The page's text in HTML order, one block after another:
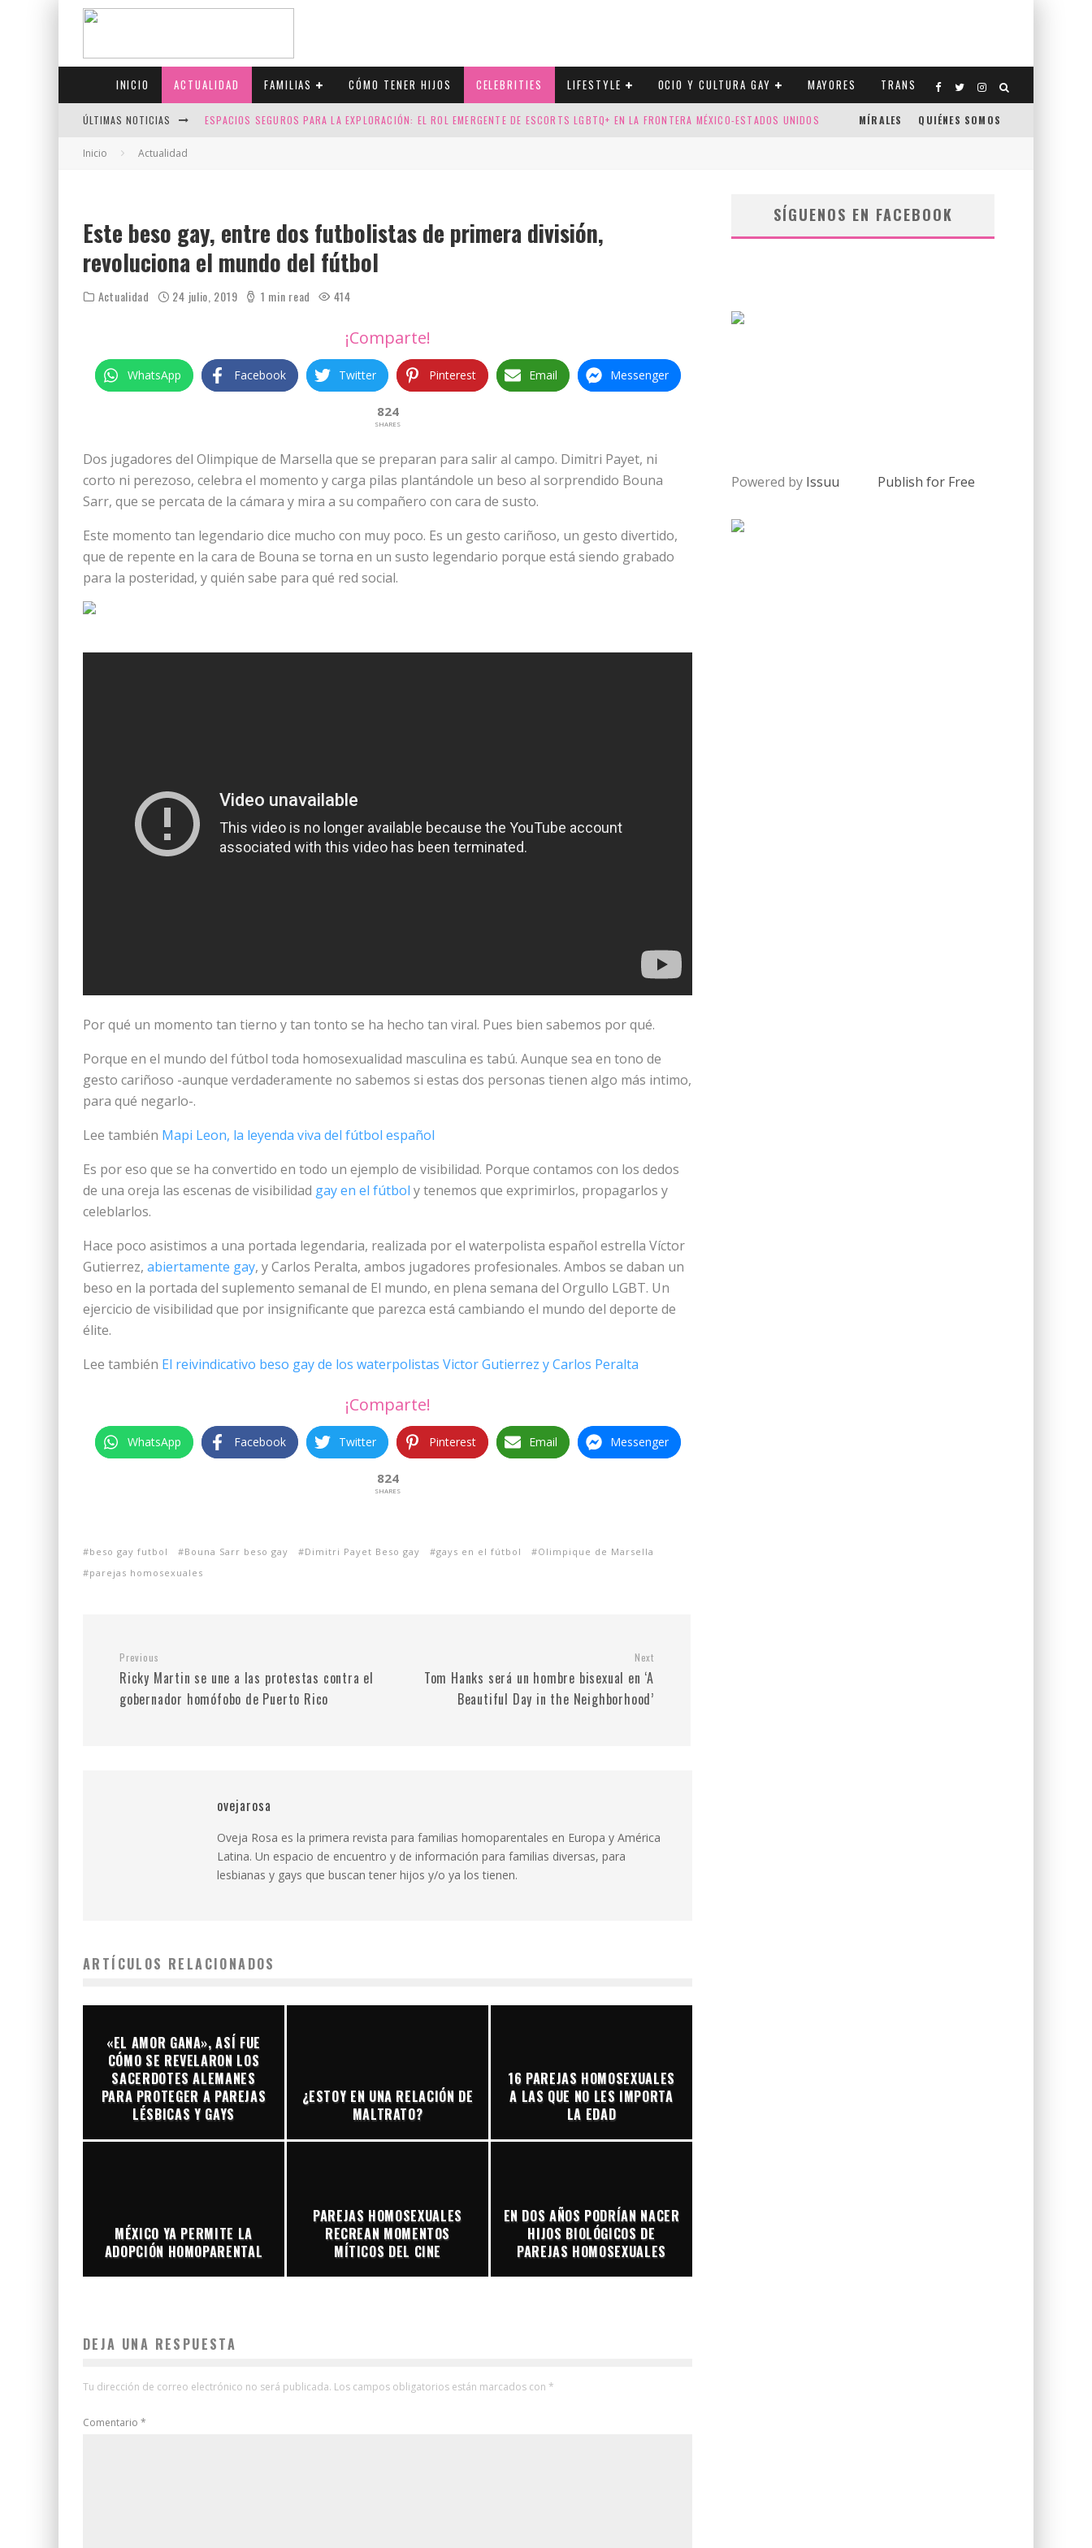
INICIO ACTUALIDAD FAMILIAS CÓMO TENER HIJOS CELEBRITIES LIFESTYLE OCIO Y CULTURA GAY MAYORES TRANS
ÚLTIMAS NOTICIAS ESPACIOS SEGUROS PARA LA EXPLORACIÓN: EL ROL EMERGENTE DE ESCORTS LGBTQ+ EN LA FRONTERA MÉXICO-ESTADOS UNIDOS MÍRALES QUIÉNES SOMOS
Inicio Actualidad
Este beso gay, entre dos futbolistas de primera división,
revoluciona el mundo del fútbol
Actualidad 24 julio, 2019 1 min read 414
¡Comparte!
WhatsApp Facebook Twitter Pinterest Email Messenger
824
SHARES
Dos jugadores del Olimpique de Marsella que se preparan para salir al campo. Dimitri Payet, ni
corto ni perezoso, celebra el momento y carga pilas plantándole un beso al sorprendido Bouna
Sarr, que se percata de la cámara y mira a su compañero con cara de susto.
Este momento tan legendario dice mucho con muy poco. Es un gesto cariñoso, un gesto divertido,
que de repente en la cara de Bouna se torna en un susto legendario porque está siendo grabado
para la posteridad, y quién sabe para qué red social.
Por qué un momento tan tierno y tan tonto se ha hecho tan viral. Pues bien sabemos por qué.
Porque en el mundo del fútbol toda homosexualidad masculina es tabú. Aunque sea en tono de
gesto cariñoso -aunque verdaderamente no sabemos si estas dos personas tienen algo más intimo,
para qué negarlo-.
Lee también Mapi Leon, la leyenda viva del fútbol español
Es por eso que se ha convertido en todo un ejemplo de visibilidad. Porque contamos con los dedos
de una oreja las escenas de visibilidad gay en el fútbol y tenemos que exprimirlos, propagarlos y
celeblarlos.
Hace poco asistimos a una portada legendaria, realizada por el waterpolista español estrella Víctor
Gutierrez, abiertamente gay, y Carlos Peralta, ambos jugadores profesionales. Ambos se daban un
beso en la portada del suplemento semanal de El mundo, en plena semana del Orgullo LGBT. Un
ejercicio de visibilidad que por insignificante que parezca está cambiando el mundo del deporte de
élite.
Lee también El reivindicativo beso gay de los waterpolistas Victor Gutierrez y Carlos Peralta
¡Comparte!
WhatsApp Facebook Twitter Pinterest Email Messenger
824
SHARES
beso gay futbol Bouna Sarr beso gay Dimitri Payet Beso gay gays en el fútbol
Olimpique de Marsella
parejas homosexuales
Previous
Ricky Martin se une a las protestas contra el
gobernador homófobo de Puerto Rico
Next
Tom Hanks será un hombre bisexual en ‘A
Beautiful Day in the Neighborhood’
ovejarosa
Oveja Rosa es la primera revista para familias homoparentales en Europa y América
Latina. Un espacio de encuentro y de información para familias diversas, para
lesbianas y gays que buscan tener hijos y/o ya los tienen.
ARTÍCULOS RELACIONADOS
«EL AMOR GANA», ASÍ FUE
CÓMO SE REVELARON LOS
SACERDOTES ALEMANES
PARA PROTEGER A PAREJAS
LÉSBICAS Y GAYS
¿ESTOY EN UNA RELACIÓN DE
MALTRATO?
16 PAREJAS HOMOSEXUALES
A LAS QUE NO LES IMPORTA
LA EDAD
MÉXICO YA PERMITE LA
ADOPCIÓN HOMOPARENTAL
PAREJAS HOMOSEXUALES
RECREAN MOMENTOS
MÍTICOS DEL CINE
EN DOS AÑOS PODRÍAN NACER
HIJOS BIOLÓGICOS DE
PAREJAS HOMOSEXUALES
DEJA UNA RESPUESTA
Tu dirección de correo electrónico no será publicada. Los campos obligatorios están marcados con *
Comentario *
SÍGUENOS EN FACEBOOK
Powered by Issuu Publish for Free